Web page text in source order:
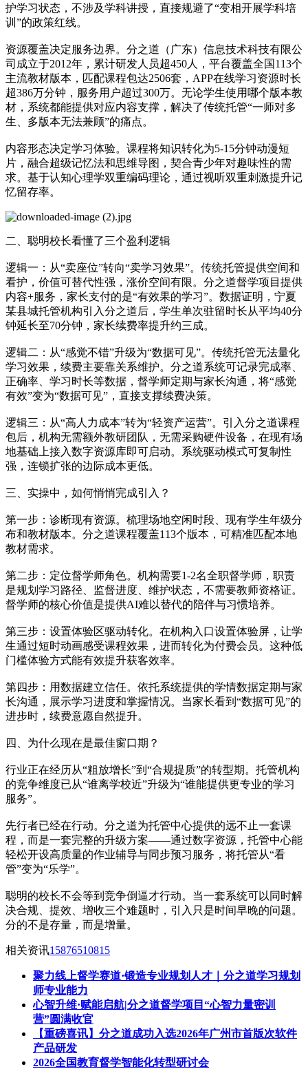
护学习状态，不涉及学科讲授，直接规避了“变相开展学科培
训”的政策红线。
资源覆盖决定服务边界。分之道（广东）信息技术科技有限公
司成立于2012年，累计研发人员超450人，平台覆盖全国113个
主流教材版本，匹配课程包达2506套，APP在线学习资源时长
超386万分钟，服务用户超过300万。无论学生使用哪个版本教
材，系统都能提供对应内容支撑，解决了传统托管“一师对多
生、多版本无法兼顾”的痛点。
内容形态决定学习体验。课程将知识转化为5-15分钟动漫短
片，融合超级记忆法和思维导图，契合青少年对趣味性的需
求。基于认知心理学双重编码理论，通过视听双重刺激提升记
忆留存率。
二、聪明校长看懂了三个盈利逻辑
逻辑一：从“卖座位”转向“卖学习效果”。传统托管提供空间和
看护，价值可替代性强，涨价空间有限。分之道督学项目提供
内容+服务，家长支付的是“有效果的学习”。数据证明，宁夏
某县城托管机构引入分之道后，学生单次驻留时长从平均40分
钟延长至70分钟，家长续费率提升约三成。
逻辑二：从“感觉不错”升级为“数据可见”。传统托管无法量化
学习效果，续费主要靠关系维护。分之道系统可记录完成率、
正确率、学习时长等数据，督学师定期与家长沟通，将“感觉
有效”变为“数据可见”，直接支撑续费决策。
逻辑三：从“高人力成本”转为“轻资产运营”。引入分之道课程
包后，机构无需额外教研团队，无需采购硬件设备，在现有场
地基础上接入数字资源库即可启动。系统驱动模式可复制性
强，连锁扩张的边际成本更低。
三、实操中，如何悄悄完成引入？
第一步：诊断现有资源。梳理场地空闲时段、现有学生年级分
布和教材版本。分之道课程覆盖113个版本，可精准匹配本地
教材需求。
第二步：定位督学师角色。机构需要1-2名全职督学师，职责
是规划学习路径、监督进度、维护状态，不需要教师资格证。
督学师的核心价值是提供AI难以替代的陪伴与习惯培养。
第三步：设置体验区驱动转化。在机构入口设置体验屏，让学
生通过短时动画感受课程效果，进而转化为付费会员。这种低
门槛体验方式能有效提升获客效率。
第四步：用数据建立信任。依托系统提供的学情数据定期与家
长沟通，展示学习进度和掌握情况。当家长看到“数据可见”的
进步时，续费意愿自然提升。
四、为什么现在是最佳窗口期？
行业正在经历从“粗放增长”到“合规提质”的转型期。托管机构
的竞争维度已从“谁离学校近”升级为“谁能提供更专业的学习
服务”。
先行者已经在行动。分之道为托管中心提供的远不止一套课
程，而是一套完整的升级方案——通过数字资源，托管中心能
轻松开设高质量的作业辅导与同步预习服务，将托管从“看
管”变为“乐学”。
聪明的校长不会等到竞争倒逼才行动。当一套系统可以同时解
决合规、提效、增收三个难题时，引入只是时间早晚的问题。
分的不是存量，而是增量。
相关资讯15876510815
聚力线上督学赛道·锻造专业规划人才｜分之道学习规划
师专业能力
心智升维·赋能启航|分之道督学项目“心智力量密训
营”圆满收官
【重磅喜讯】分之道成功入选2026年广州市首版次软件
产品研发
2026全国教育督学智能化转型研讨会